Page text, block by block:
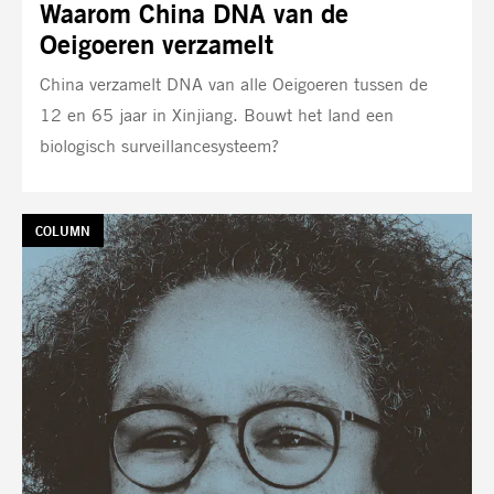
Waarom China DNA van de
Oeigoeren verzamelt
China verzamelt DNA van alle Oeigoeren tussen de
12 en 65 jaar in Xinjiang. Bouwt het land een
biologisch surveillancesysteem?
TAG:
COLUMN